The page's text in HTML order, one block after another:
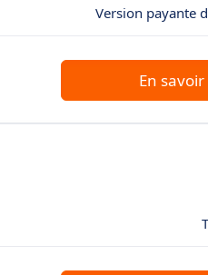
Version payante
En